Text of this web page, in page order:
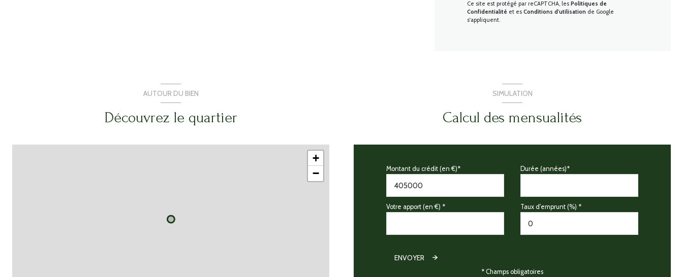
Ce site est protégé par reCAPTCHA, les Politiques de
Confidentialité et es Conditions d'utilisationde Google
s'appliquent.
AUTOUR DU BIEN
Découvrez le quartier
+
−
SIMULATION
Calcul des mensualités
Montant du crédit (en €)* Durée (années)*
Votre apport (en €) * Taux d'emprunt (%) *
ENVOYER
* Champs obligatoires